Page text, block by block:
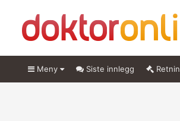
Meny Siste innlegg